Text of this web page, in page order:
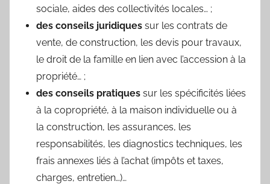
sociale, aides des collectivités locales… ;
des conseils juridiques sur les contrats de
vente, de construction, les devis pour travaux,
le droit de la famille en lien avec l’accession à la
propriété… ;
des conseils pratiques sur les spécificités liées
à la copropriété, à la maison individuelle ou à
la construction, les assurances, les
responsabilités, les diagnostics techniques, les
frais annexes liés à l’achat (impôts et taxes,
charges, entretien…)…